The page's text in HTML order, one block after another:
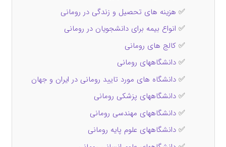
✅ هزینه‌ های تحصیل و زندگی در رومانی
✅ انواع بیمه برای دانشجویان در رومانی
✅ کالج های رومانی
✅ دانشگاههای رومانی
✅ دانشگاه های مورد تایید رومانی در ایران و جهان
✅ دانشگاههای پزشکی رومانی
✅ دانشگاههای مهندسی رومانی
✅ دانشگاههای علوم پایه رومانی